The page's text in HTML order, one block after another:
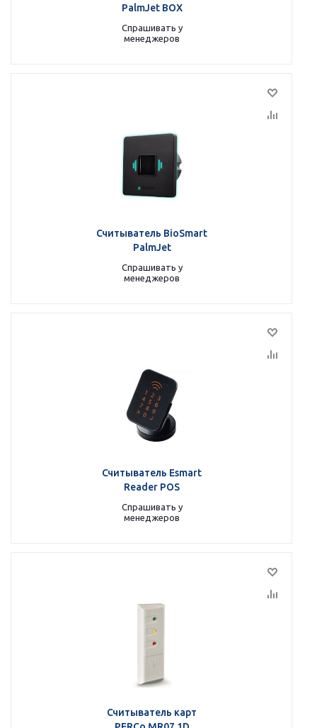
PalmJet BOX
Спрашивать у
менеджеров
Считыватель BioSmart
PalmJet
Спрашивать у
менеджеров
Считыватель Esmart
Reader POS
Спрашивать у
менеджеров
Считыватель карт